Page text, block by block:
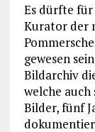
Es dürfte für
Kurator der
gewesen
Bildarchiv
welche
Bilder, fünf